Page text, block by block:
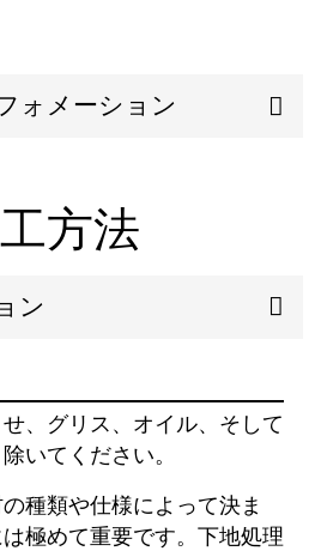
ォメーション
方法
ン
、グリス、オイル、そして
いてください。
種類や仕様によって決ま
極めて重要です。下地処理